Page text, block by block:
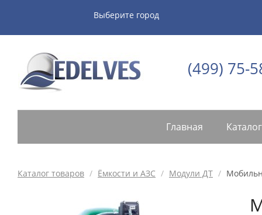
Выберите город
(499) 75-
Главная
Каталог товаров / Ёмкости и АЗС / Модули ДТ /